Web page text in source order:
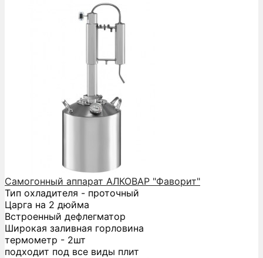
Самогонный аппарат АЛКОВАР "Фаворит"
Тип охладителя - проточный
Царга на 2 дюйма
Встроенный дефлегматор
Широкая заливная горловина
термометр - 2шт
подходит под все виды плит